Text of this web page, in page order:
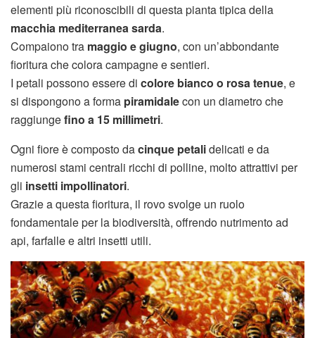
elementi più riconoscibili di questa pianta tipica della
macchia mediterranea sarda.
Compaiono tra maggio e giugno, con un’abbondante
fioritura che colora campagne e sentieri.
I petali possono essere di colore bianco o rosa tenue, e
si dispongono a forma piramidalecon un diametro che
raggiungefino a 15 millimetri.
Ogni fiore è composto dacinque petalidelicati e da
numerosi stami centrali ricchi di polline, molto attrattivi per
gli insetti impollinatori.
Grazie a questa fioritura, il rovo svolge un ruolo
fondamentale per la biodiversità, offrendo nutrimento ad
api, farfalle e altri insetti utili.